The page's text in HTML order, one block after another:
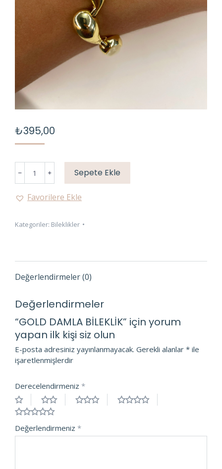
₺395,00
DAMLA
adet
Sepete Ekle
Favorilere Ekle
Kategoriler: Bileklikler
Değerlendirmeler (0)
Değerlendirmeler
“GOLD DAMLA BİLEKLİK” için yorum
yapan ilk kişi siz olun
E-posta adresiniz yayınlanmayacak. Gerekli alanlar * ile
işaretlenmişlerdir
Derecelendirmeniz *
Değerlendirmeniz *